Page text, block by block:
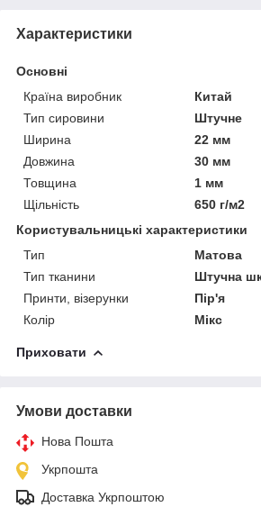
Характеристики
Основні
Країна виробник
Китай
Тип сировини
Штучне
Ширина
22 мм
Довжина
30 мм
Товщина
1 мм
Щільність
650 г/м2
Користувальницькі характеристики
Тип
Матова
Тип тканини
Штучна
Принти, візерунки
Пір'я
Колір
Мікс
Приховати
Умови доставки
Нова Пошта
Укрпошта
Доставка Укрпоштою